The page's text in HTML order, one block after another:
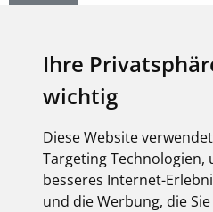
Ihre
wichtig
Diese Website
Targeting Technologien,
besseres Internet-
und die Werbung, die
elektroforum 2.2025
Das Forum für
Dienstleister &
Inklusive aller FEGIME
Großhändler auf